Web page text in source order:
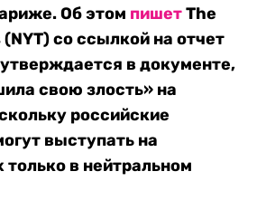
Об этом пишетThe
(NYT) со ссылкой на отчет
в документе,
свою злость» на
российские
выступать на
только в нейтральном